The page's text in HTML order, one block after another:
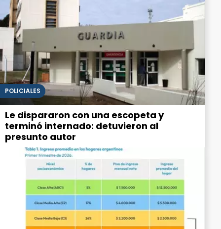
POLICIALES
Le dispararon con una escopeta y
terminó internado: detuvieron al
presunto autor